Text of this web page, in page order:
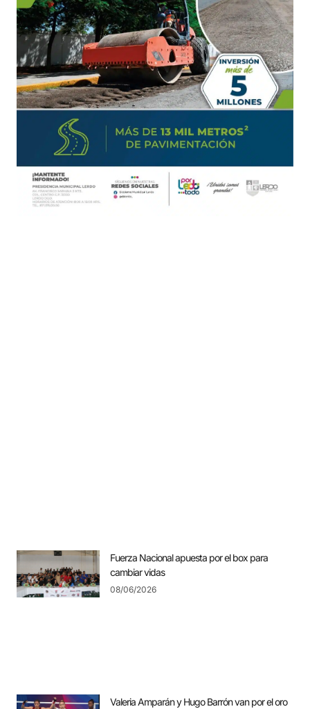
Fuerza Nacional apuesta por el box para
cambiar vidas
08/06/2026
Valeria Amparán y Hugo Barrón van por el oro